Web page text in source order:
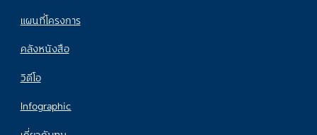
แผนที่โครงการ
คลังหนังสือ
วิดีโอ
Infographic